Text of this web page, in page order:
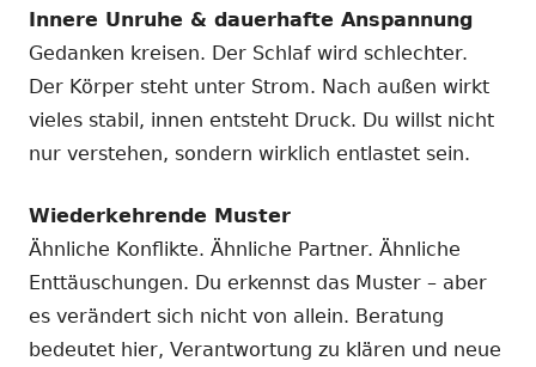
Innere Unruhe & dauerhafte Anspannung
Gedanken kreisen. Der Schlaf wird schlechter.
Der Körper steht unter Strom. Nach außen wirkt
vieles stabil, innen entsteht Druck. Du willst nicht
nur verstehen, sondern wirklich entlastet sein.
Wiederkehrende Muster
Ähnliche Konflikte. Ähnliche Partner. Ähnliche
Enttäuschungen. Du erkennst das Muster – aber
es verändert sich nicht von allein. Beratung
bedeutet hier, Verantwortung zu klären und neue